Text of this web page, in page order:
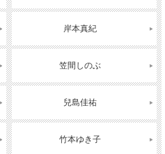
岸本真紀
笠間しのぶ
兒島佳祐
竹本ゆき子